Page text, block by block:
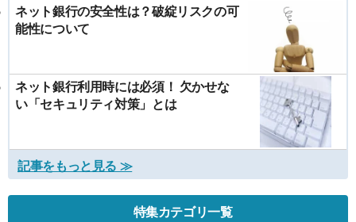
ネット銀行の安全性は？破綻リスクの可
能性について
ネット銀行利用時には必須！ 欠かせな
い「セキュリティ対策」とは
記事をもっと見る ≫
特集カテゴリ一覧